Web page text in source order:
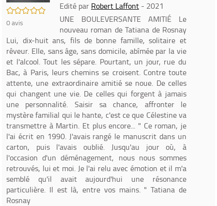
/5
0avis
Edité par Robert Laffont - 2021
UNE BOULEVERSANTE AMITIÉ Le
nouveau roman de Tatiana de Rosnay
Lui, dix-huit ans, fils de bonne famille, solitaire et
rêveur. Elle, sans âge, sans domicile, abîmée par la vie
et l'alcool. Tout les sépare. Pourtant, un jour, rue du
Bac, à Paris, leurs chemins se croisent. Contre toute
attente, une extraordinaire amitié se noue. De celles
qui changent une vie. De celles qui forgent à jamais
une personnalité. Saisir sa chance, affronter le
mystère familial qui le hante, c'est ce que Célestine va
transmettre à Martin. Et plus encore... " Ce roman, je
l'ai écrit en 1990. J'avais rangé le manuscrit dans un
carton, puis l'avais oublié. Jusqu'au jour où, à
l'occasion d'un déménagement, nous nous sommes
retrouvés, lui et moi. Je l'ai relu avec émotion et il m'a
semblé qu'il avait aujourd'hui une résonance
particulière. Il est là, entre vos mains. " Tatiana de
Rosnay